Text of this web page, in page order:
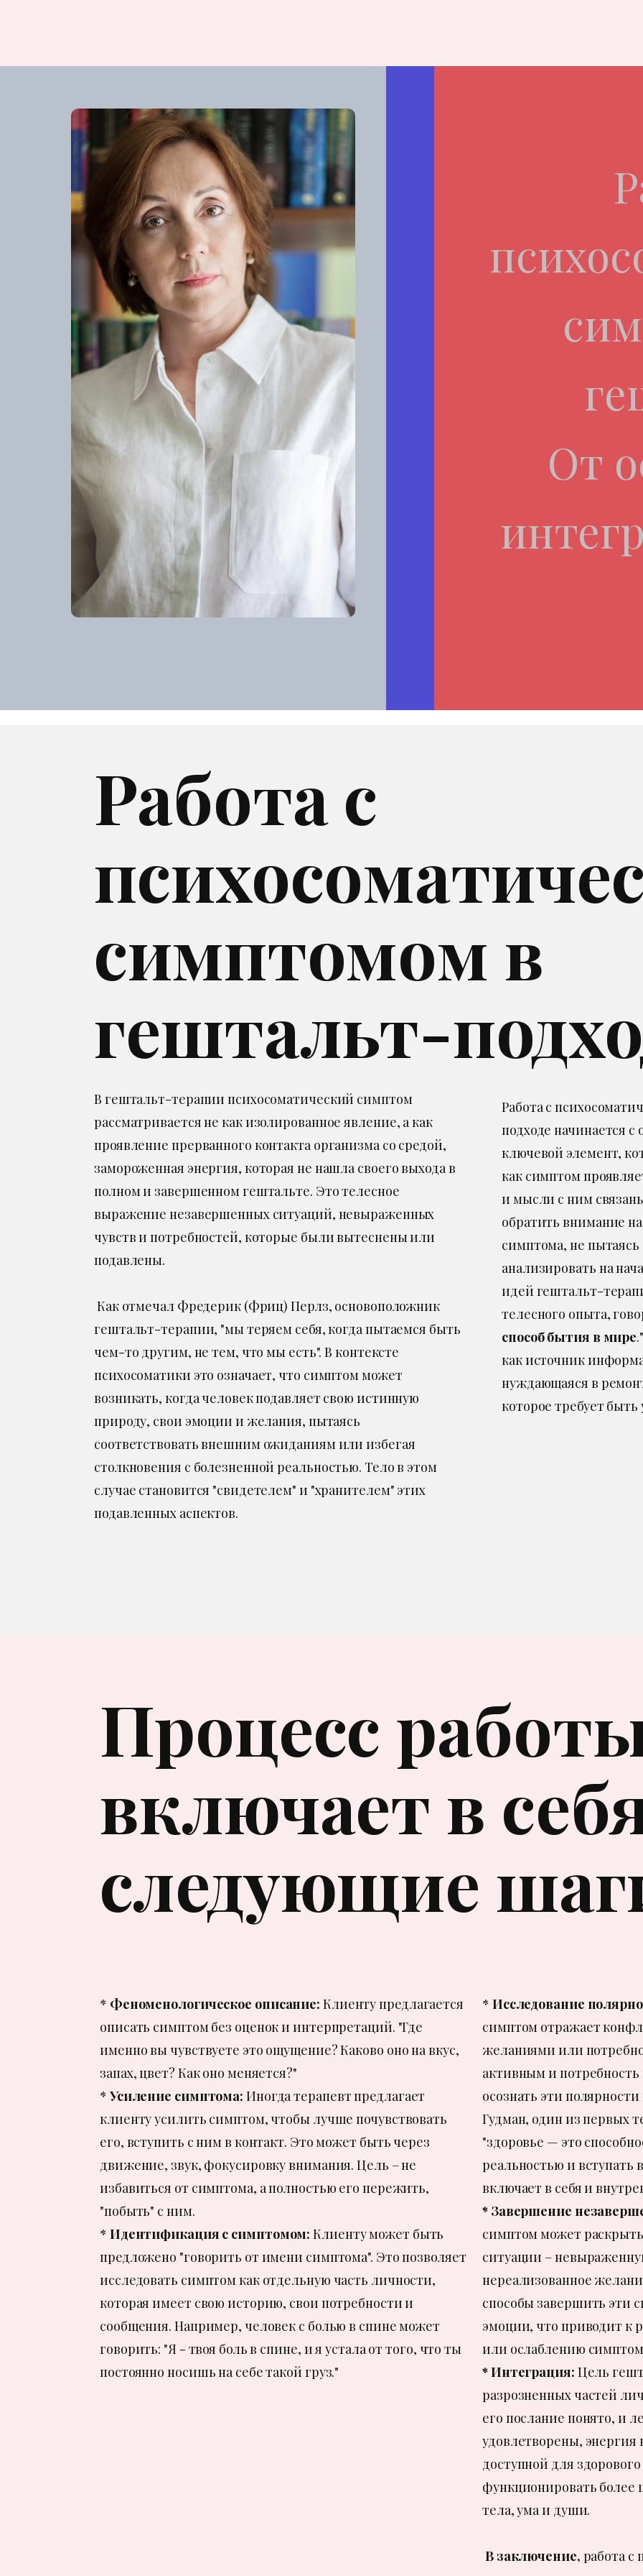
От
Работа с
симптомом в
гештальт-
В гештальт-терапии психосоматический симптом
рассматривается не как изолированное явление, а как
проявление прерванного контакта организма со средой,
замороженная энергия, которая не нашла своего выхода в
полном и завершенном гештальте. Это телесное
выражение незавершенных ситуаций, невыраженных
чувств и потребностей, которые были вытеснены или
подавлены.
Как отмечал Фредерик (Фриц) Перлз, основоположник
гештальт-терапии, "мы теряем себя, когда пытаемся быть
чем-то другим, не тем, что мы есть". В контексте
психосоматики это означает, что симптом может
возникать, когда человек подавляет свою истинную
природу, свои эмоции и желания, пытаясь
соответствовать внешним ожиданиям или избегая
столкновения с болезненной реальностью. Тело в этом
случае становится "свидетелем" и "хранителем" этих
подавленных аспектов.
Работа с
подходе начинается с
ключевой элемент,
как симптом
и мысли с ним
обратить внимание
симптома, не
анализировать на
идей гештальт-
телесного опыта,
способ бытия в мире
как источник
нуждающаяся в
которое требует
Процесс
включает в
следующие
* Феноменологическое описание: Клиенту предлагается
описать симптом без оценок и интерпретаций. "Где
именно вы чувствуете это ощущение? Каково оно на вкус,
запах, цвет? Как оно меняется?"
* Усиление симптома: Иногда терапевт предлагает
клиенту усилить симптом, чтобы лучше почувствовать
его, вступить с ним в контакт. Это может быть через
движение, звук, фокусировку внимания. Цель – не
избавиться от симптома, а полностью его пережить,
"побыть" с ним.
* Идентификация с симптомом: Клиенту может быть
предложено "говорить от имени симптома". Это позволяет
исследовать симптом как отдельную часть личности,
которая имеет свою историю, свои потребности и
сообщения. Например, человек с болью в спине может
говорить: "Я - твоя боль в спине, и я устала от того, что ты
постоянно носишь на себе такой груз."
* Исследование
симптом отражает
желаниями или
активным и потребность
осознать эти
Гудман, один из первых
"здоровье — это
реальностью и вступать
включает в себя и
* Завершение
симптом может
ситуации –
нереализованное
способы завершить эти
эмоции, что приводит к
или ослаблению
* Интеграция: Цель
разрозненных частей
его послание понято, и
удовлетворены, энергия
доступной для
функционировать более
тела, ума и души.
В заключение, работа с